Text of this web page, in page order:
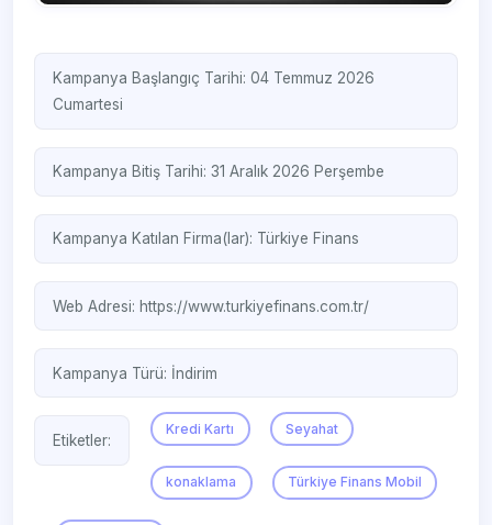
Kampanya Başlangıç Tarihi: 04 Temmuz 2026
Cumartesi
Kampanya Bitiş Tarihi: 31 Aralık 2026 Perşembe
Kampanya Katılan Firma(lar): Türkiye Finans
Web Adresi:https://www.turkiyefinans.com.tr/
Kampanya Türü: İndirim
Etiketler:
Kredi Kartı Seyahat
konaklama Türkiye Finans Mobil